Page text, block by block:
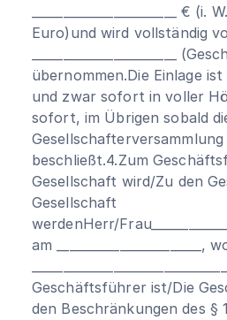
_______________________ € (i.
Euro)und wird vollständig
_______________________
übernommen.Die Einlage
und zwar sofort in voller
sofort, im Übrigen sobald
beschließt.4.Zum
Gesellschaft wird/Zu den
Gesellschaft
werdenHerr/
am
Geschäftsführer ist/Die
den Beschränkungen des §